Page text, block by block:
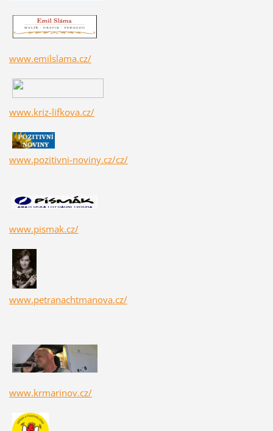
www.emilslama.cz/
www.kriz-lifkova.cz/
www.pozitivni-noviny.cz/cz/
www.pismak.cz/
www.petranachtmanova.cz/
www.krmarinov.cz/